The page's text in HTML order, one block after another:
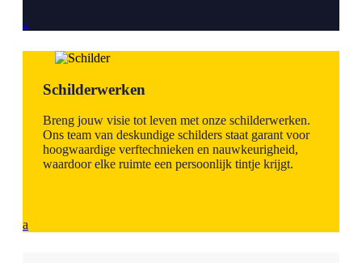
a
Schilderwerken
Breng jouw visie tot leven met onze schilderwerken.
Ons team van deskundige schilders staat garant voor
hoogwaardige verftechnieken en nauwkeurigheid,
waardoor elke ruimte een persoonlijk tintje krijgt.
a